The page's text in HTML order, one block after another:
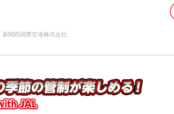
新関西国際空港株式会社